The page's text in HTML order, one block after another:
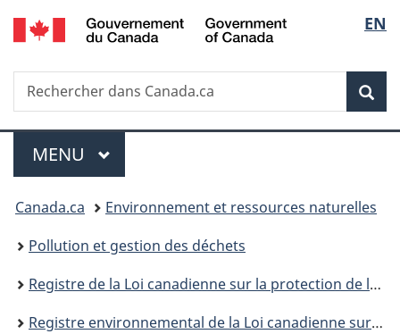
Passer
au
principal
Passer
à
Au
du
Passer
à
version
simplifiée
de
la
EN
Recherche
Rechercher
dans
Menu
MENU PRINCIPAL
Vous
êtes
ici :
Canada.ca
Environnement et ressources naturelles
Pollution et gestion des déchets
Registre de la Loi canadienne sur la protection de l’environnement
Registre environnemental de la Loi canadienne sur la protection de l’environnement : publications